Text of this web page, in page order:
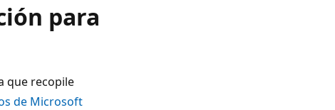
para
que recopile
de Microsoft